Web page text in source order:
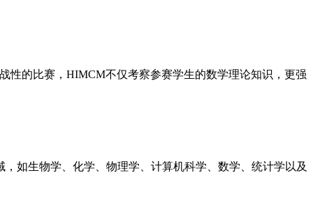
性的比赛，HIMCM不仅考察参赛学生的数学理论知识，更强
如生物学、化学、物理学、计算机科学、数学、统计学以及